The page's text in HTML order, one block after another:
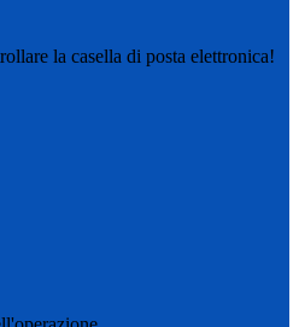
la casella di posta elettronica!